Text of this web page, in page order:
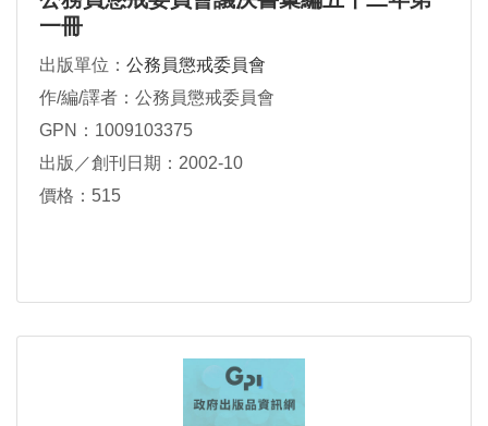
一冊
出版單位： 公務員懲戒委員會
作/編/譯者：公務員懲戒委員會
GPN：1009103375
出版／創刊日期：2002-10
價格：515